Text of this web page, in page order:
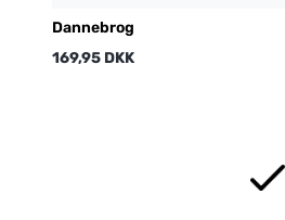
Dannebrog
169,95 DKK